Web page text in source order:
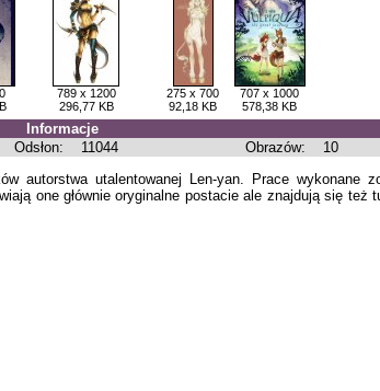
789 x 1200
296,77 KB
275 x 700
92,18 KB
707 x 1000
578,38 KB
Informacje
Odsłon: 11044 Obrazów: 10
autorstwa utalentowanej Len-yan. Prace wykonane
one głównie oryginalne postacie ale znajdują się też